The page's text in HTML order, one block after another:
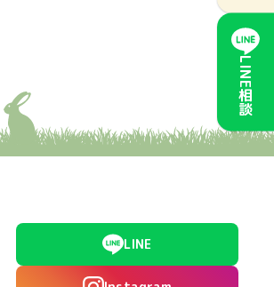
LINE
LINE相談